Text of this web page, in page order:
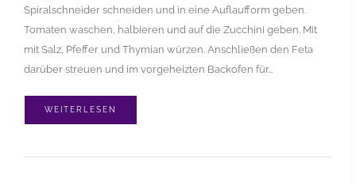
Spiralschneider schneiden und in eine Auflaufform geben.
Tomaten waschen, halbieren und auf die Zucchini geben. Mit
mit Salz, Pfeffer und Thymian würzen. Anschließen den Feta
darüber streuen und im vorgeheizten Backofen für…
WEITERLESEN